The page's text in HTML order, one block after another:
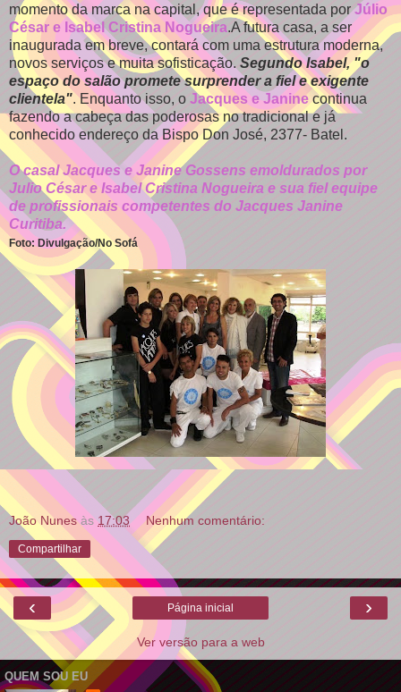
momento da marca na capital, que é representada porJúlio
César e Isabel Cristina Nogueira.A futura casa, a ser
inaugurada em breve, contará com uma estrutura moderna,
novos serviços e muita sofisticação. Segundo Isabel, "o
espaço do salão promete surprender a fiel e exigente
clientela". Enquanto isso, o Jacques e Janinecontinua
fazendo a cabeça das poderosas no tradicional e já
conhecido endereço da Bispo Don José, 2377- Batel.
O casal Jacques e Janine Gossens emoldurados por
Julio César e Isabel Cristina Nogueira e sua fiel equipe
de profissionais competentes do Jacques Janine
Curitiba.
Foto: Divulgação/No Sofá
João Nunes às17:03 Nenhum comentário:
Compartilhar
‹ ›
Página inicial
Ver versão para a web
QUEM SOU EU